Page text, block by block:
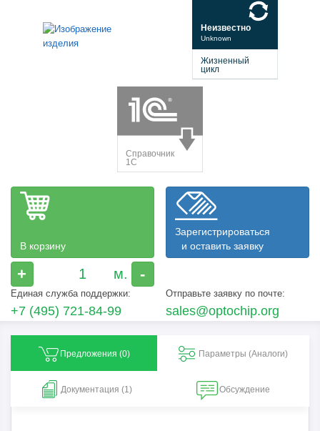
В корзину
+ -
Зарегистрироваться
и оставить заявку
Единая служба поддержки:
+7 (495) 721-84-99
Отправьте заявку по почте:
sales@optochip.org
Предложения (0) Параметры (Aналоги)
Документация (1) Обсуждение